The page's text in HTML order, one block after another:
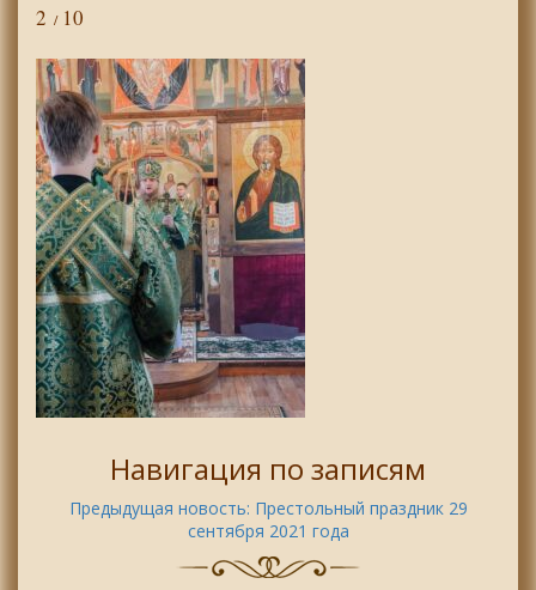
2 10
Навигация по записям
Предыдущая новость: Престольный праздник 29
сентября 2021 года